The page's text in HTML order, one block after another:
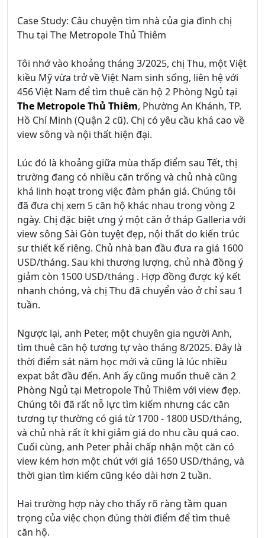
Case Study: Câu chuyện tìm nhà của gia đình chị
Thu tại The Metropole Thủ Thiêm
Tôi nhớ vào khoảng tháng 3/2025, chị Thu, một Việt
kiều Mỹ vừa trở về Việt Nam sinh sống, liên hệ với
456 Việt Nam để tìm thuê căn hộ 2 Phòng Ngủ tại
The Metropole Thủ Thiêm, Phường An Khánh, TP.
Hồ Chí Minh (Quận 2 cũ). Chị có yêu cầu khá cao về
view sông và nội thất hiện đại.
Lúc đó là khoảng giữa mùa thấp điểm sau Tết, thị
trường đang có nhiều căn trống và chủ nhà cũng
khá linh hoạt trong việc đàm phán giá. Chúng tôi
đã đưa chị xem 5 căn hộ khác nhau trong vòng 2
ngày. Chị đặc biệt ưng ý một căn ở tháp Galleria với
view sông Sài Gòn tuyệt đẹp, nội thất do kiến trúc
sư thiết kế riêng. Chủ nhà ban đầu đưa ra giá 1600
USD/tháng. Sau khi thương lượng, chủ nhà đồng ý
giảm còn 1500 USD/tháng . Hợp đồng được ký kết
nhanh chóng, và chị Thu đã chuyển vào ở chỉ sau 1
tuần.
Ngược lại, anh Peter, một chuyên gia người Anh,
tìm thuê căn hộ tương tự vào tháng 8/2025. Đây là
thời điểm sát năm học mới và cũng là lúc nhiều
expat bắt đầu đến. Anh ấy cũng muốn thuê căn 2
Phòng Ngủ tại Metropole Thủ Thiêm với view đẹp.
Chúng tôi đã rất nỗ lực tìm kiếm nhưng các căn
tương tự thường có giá từ 1700 - 1800 USD/tháng,
và chủ nhà rất ít khi giảm giá do nhu cầu quá cao.
Cuối cùng, anh Peter phải chấp nhận một căn có
view kém hơn một chút với giá 1650 USD/tháng, và
thời gian tìm kiếm cũng kéo dài hơn 2 tuần.
Hai trường hợp này cho thấy rõ ràng tầm quan
trọng của việc chọn đúng thời điểm để tìm thuê
căn hộ.